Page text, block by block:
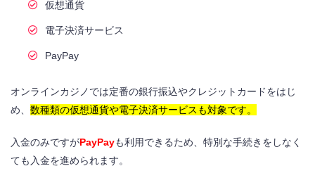
仮想通貨
電子決済サービス
PayPay
オンラインカジノでは定番の銀行振込やクレジットカードをはじ
め、 数種類の仮想通貨や電子決済サービスも対象です。
入金のみですがPayPayも利用できるため、特別な手続きをしなく
ても入金を進められます。